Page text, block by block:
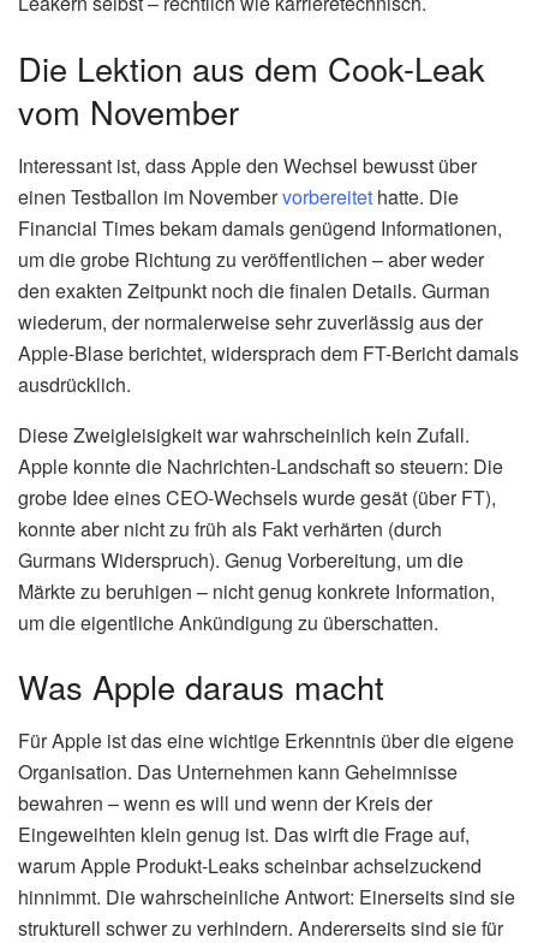
Die Lektion aus dem Cook-Leak
vom November
Interessant ist, dass Apple den Wechsel bewusst über
einen Testballon im Novembervorbereitet hatte. Die
Financial Times bekam damals genügend Informationen,
um die grobe Richtung zu veröffentlichen – aber weder
den exakten Zeitpunkt noch die finalen Details. Gurman
wiederum, der normalerweise sehr zuverlässig aus der
Apple-Blase berichtet, widersprach dem FT-Bericht damals
ausdrücklich.
Diese Zweigleisigkeit war wahrscheinlich kein Zufall.
Apple konnte die Nachrichten-Landschaft so steuern: Die
grobe Idee eines CEO-Wechsels wurde gesät (über FT),
konnte aber nicht zu früh als Fakt verhärten (durch
Gurmans Widerspruch). Genug Vorbereitung, um die
Märkte zu beruhigen – nicht genug konkrete Information,
um die eigentliche Ankündigung zu überschatten.
Was Apple daraus macht
Für Apple ist das eine wichtige Erkenntnis über die eigene
Organisation. Das Unternehmen kann Geheimnisse
bewahren – wenn es will und wenn der Kreis der
Eingeweihten klein genug ist. Das wirft die Frage auf,
warum Apple Produkt-Leaks scheinbar achselzuckend
hinnimmt. Die wahrscheinliche Antwort: Einerseits sind sie
strukturell schwer zu verhindern. Andererseits sind sie für